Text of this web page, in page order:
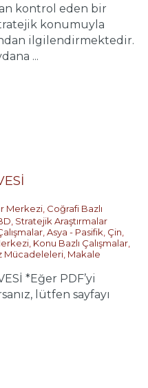
kontrol eden bir
konumuyla
ilgilendirmektedir.
...
Merkezi, Coğrafi Bazlı
, Stratejik Araştırmalar
,Asya - Pasifik, Çin,
, Konu Bazlı Çalışmalar,
Mücadeleleri, Makale
*Eğer PDF’yi
lütfen sayfayı